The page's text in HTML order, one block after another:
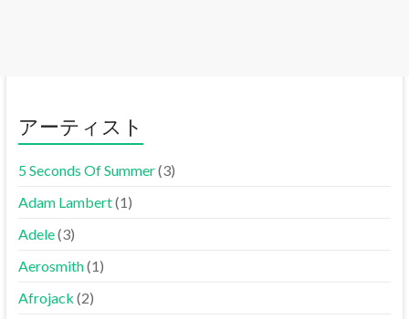
アーティスト
5 Seconds Of Summer(3)
Adam Lambert(1)
Adele(3)
Aerosmith(1)
Afrojack (2)